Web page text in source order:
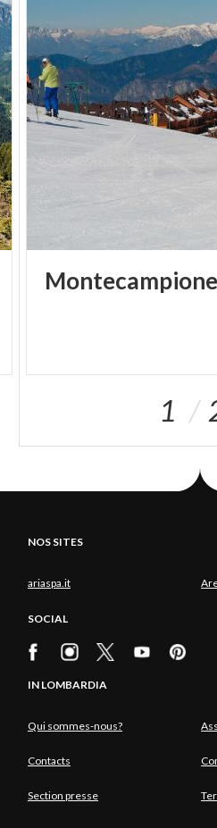
Montecampione
1
NOS SITES
ariaspa.it
SOCIAL
IN LOMBARDIA
Qui sommes-nous?
Contacts
Section presse